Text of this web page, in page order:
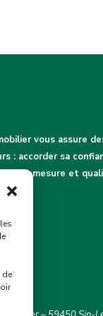
de
vous assure
: accorder sa
sur mesure et